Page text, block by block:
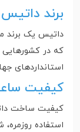
برند
داتیس یک برند
که در کشورهایی
استانداردهای
کیفیت
کیفیت ساخت
استفاده